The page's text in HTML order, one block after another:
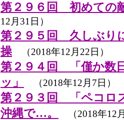
第２９６回 初めての
12月31日）
第２９５回 久しぶり
操 （2018年12月22日）
第２９４回 「僅か数
ッ」
（2018年12月7日）
第２９３回 「ペコロ
沖縄で…。
（2018年12